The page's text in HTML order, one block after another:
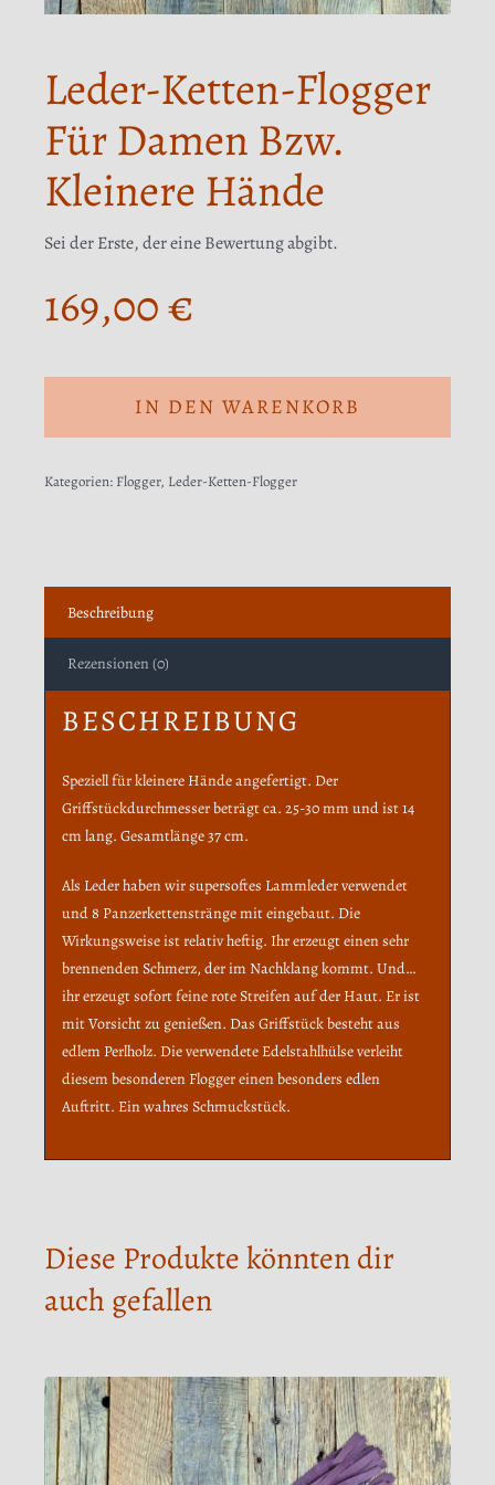
Leder-Ketten-Flogger
Für Damen Bzw.
Kleinere Hände
Sei der Erste, der eine Bewertung abgibt.
169,00€
IN DEN WARENKORB
Kategorien: Flogger, Leder-Ketten-Flogger
Beschreibung
Rezensionen (0)
BESCHREIBUNG
Speziell für kleinere Hände angefertigt. Der
Griffstückdurchmesser beträgt ca. 25-30 mm und ist 14
cm lang. Gesamtlänge 37 cm.
Als Leder haben wir supersoftes Lammleder verwendet
und 8 Panzerkettenstränge mit eingebaut. Die
Wirkungsweise ist relativ heftig. Ihr erzeugt einen sehr
brennenden Schmerz, der im Nachklang kommt. Und…
ihr erzeugt sofort feine rote Streifen auf der Haut. Er ist
mit Vorsicht zu genießen. Das Griffstück besteht aus
edlem Perlholz. Die verwendete Edelstahlhülse verleiht
diesem besonderen Flogger einen besonders edlen
Auftritt. Ein wahres Schmuckstück.
Diese Produkte könnten dir
auch gefallen